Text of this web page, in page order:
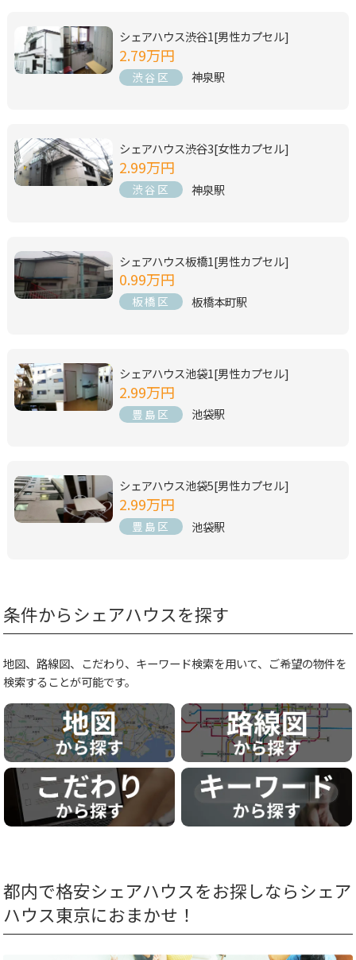
シェアハウス渋谷1[男性カプセル]
2.79万円
渋谷区 神泉駅
シェアハウス渋谷3[女性カプセル]
2.99万円
渋谷区 神泉駅
シェアハウス板橋1[男性カプセル]
0.99万円
板橋区 板橋本町駅
シェアハウス池袋1[男性カプセル]
2.99万円
豊島区 池袋駅
シェアハウス池袋5[男性カプセル]
2.99万円
豊島区 池袋駅
条件からシェアハウスを探す
地図、路線図、こだわり、キーワード検索を用いて、ご希望の物件を
検索することが可能です。
都内で格安シェアハウスをお探しならシェア
ハウス東京におまかせ！